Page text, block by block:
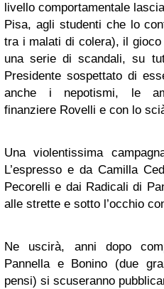
livello comportamentale
Pisa, agli studenti che lo
tra i malati di colera), il
una serie di scandali, su
Presidente sospettato di
anche i nepotismi, le
finanziere Rovelli e con lo
Una violentissima
L’espresso e da Camilla
Pecorelli e dai Radicali di
alle strette e sotto l’occhio
Ne uscirà, anni dopo
Pannella e Bonino (due
pensi) si scuseranno